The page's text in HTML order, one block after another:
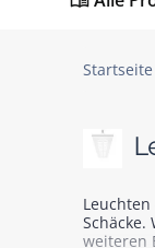
Startseite
weiteren